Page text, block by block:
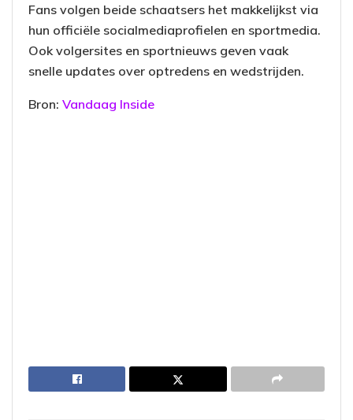
Fans volgen beide schaatsers het makkelijkst via
hun officiële socialmediaprofielen en sportmedia.
Ook volgersites en sportnieuws geven vaak
snelle updates over optredens en wedstrijden.
Bron: Vandaag Inside